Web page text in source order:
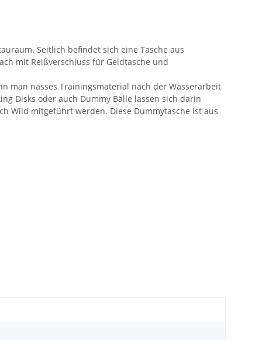
Seitlich befindet sich eine Tasche aus
mit Reißverschluss für Geldtasche und
man nasses Trainingsmaterial nach der Wasserarbeit
Disks oder auch Dummy Bälle lassen sich darin
Wild mitgeführt werden. Diese Dummytasche ist aus